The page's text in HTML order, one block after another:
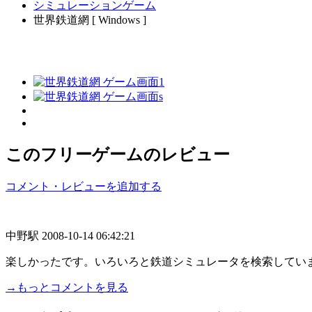
シミュレーションゲーム
世界鉄道網 [ Windows ]
このフリーゲームのレビュー
コメント・レビューを追加する
中野駅 2008-10-14 06:42:21
楽しかったです。いろいろと鉄道シミュレータを検索してい
→もっとコメントを見る